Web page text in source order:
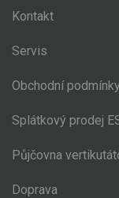
Náhradní díly
Náhradní díly pro
Náhradní díly
Náhradní díly
Kontakt
Servis
Obchodní podmínky
Splátkový prodej
Půjčovna
Doprava